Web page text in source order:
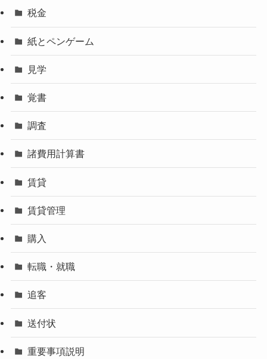
税金
紙とペンゲーム
見学
覚書
調査
諸費用計算書
賃貸
賃貸管理
購入
転職・就職
追客
送付状
重要事項説明